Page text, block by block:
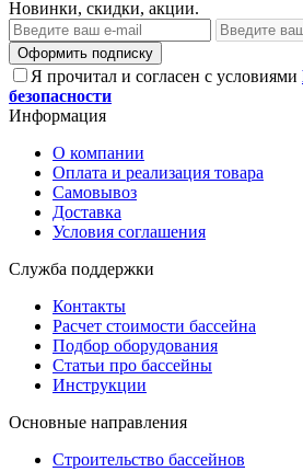
Новинки, скидки, акции.
Оформить подписку
Я прочитал и согласен с условиями
безопасности
Информация
О компании
Оплата и реализация товара
Самовывоз
Доставка
Условия соглашения
Служба поддержки
Контакты
Расчет стоимости бассейна
Подбор оборудования
Статьи про бассейны
Инструкции
Основные направления
Строительство бассейнов